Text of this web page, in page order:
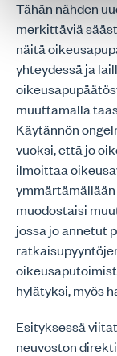
Tähän nähden
merkittäviä
näitä
yhteydessä ja
muuttamalla
Käytännön
vuoksi, että jo
ilmoittaa
muodostaisi
jossa jo annetut
hylätyksi, myös
Esityksessä
neuvoston